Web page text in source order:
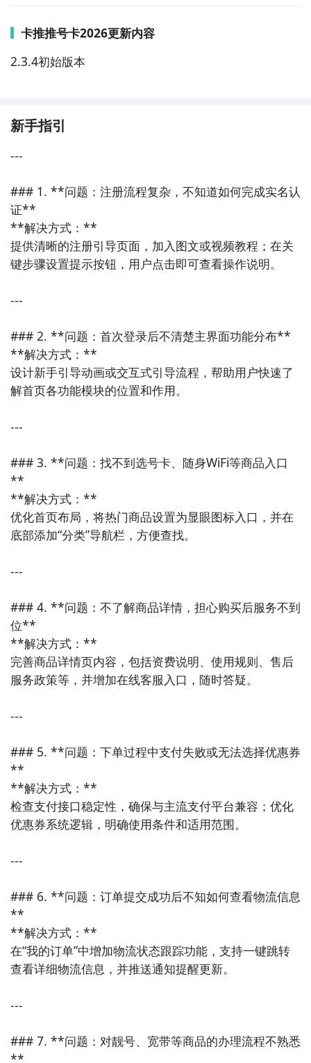
卡推推号卡2026更新内容
2.3.4初始版本
新手指引
---
### 1. **问题：注册流程复杂，不知道如何完成实名认
证**
**解决方式：**
提供清晰的注册引导页面，加入图文或视频教程；在关
键步骤设置提示按钮，用户点击即可查看操作说明。
---
### 2. **问题：首次登录后不清楚主界面功能分布**
**解决方式：**
设计新手引导动画或交互式引导流程，帮助用户快速了
解首页各功能模块的位置和作用。
---
### 3. **问题：找不到选号卡、随身WiFi等商品入口
**
**解决方式：**
优化首页布局，将热门商品设置为显眼图标入口，并在
底部添加“分类”导航栏，方便查找。
---
### 4. **问题：不了解商品详情，担心购买后服务不到
位**
**解决方式：**
完善商品详情页内容，包括资费说明、使用规则、售后
服务政策等，并增加在线客服入口，随时答疑。
---
### 5. **问题：下单过程中支付失败或无法选择优惠券
**
**解决方式：**
检查支付接口稳定性，确保与主流支付平台兼容；优化
优惠券系统逻辑，明确使用条件和适用范围。
---
### 6. **问题：订单提交成功后不知如何查看物流信息
**
**解决方式：**
在“我的订单”中增加物流状态跟踪功能，支持一键跳转
查看详细物流信息，并推送通知提醒更新。
---
### 7. **问题：对靓号、宽带等商品的办理流程不熟悉
**